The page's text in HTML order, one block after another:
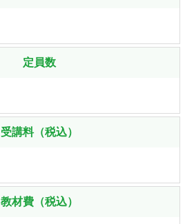
定員数
受講料（税込）
教材費（税込）